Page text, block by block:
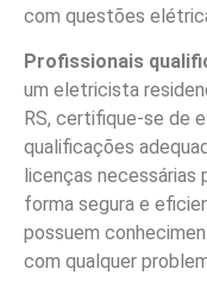
com questões
Profissionais
um eletricista
RS, certifique-se de
qualificações
licenças necessárias
forma segura e
possuem
com qualquer